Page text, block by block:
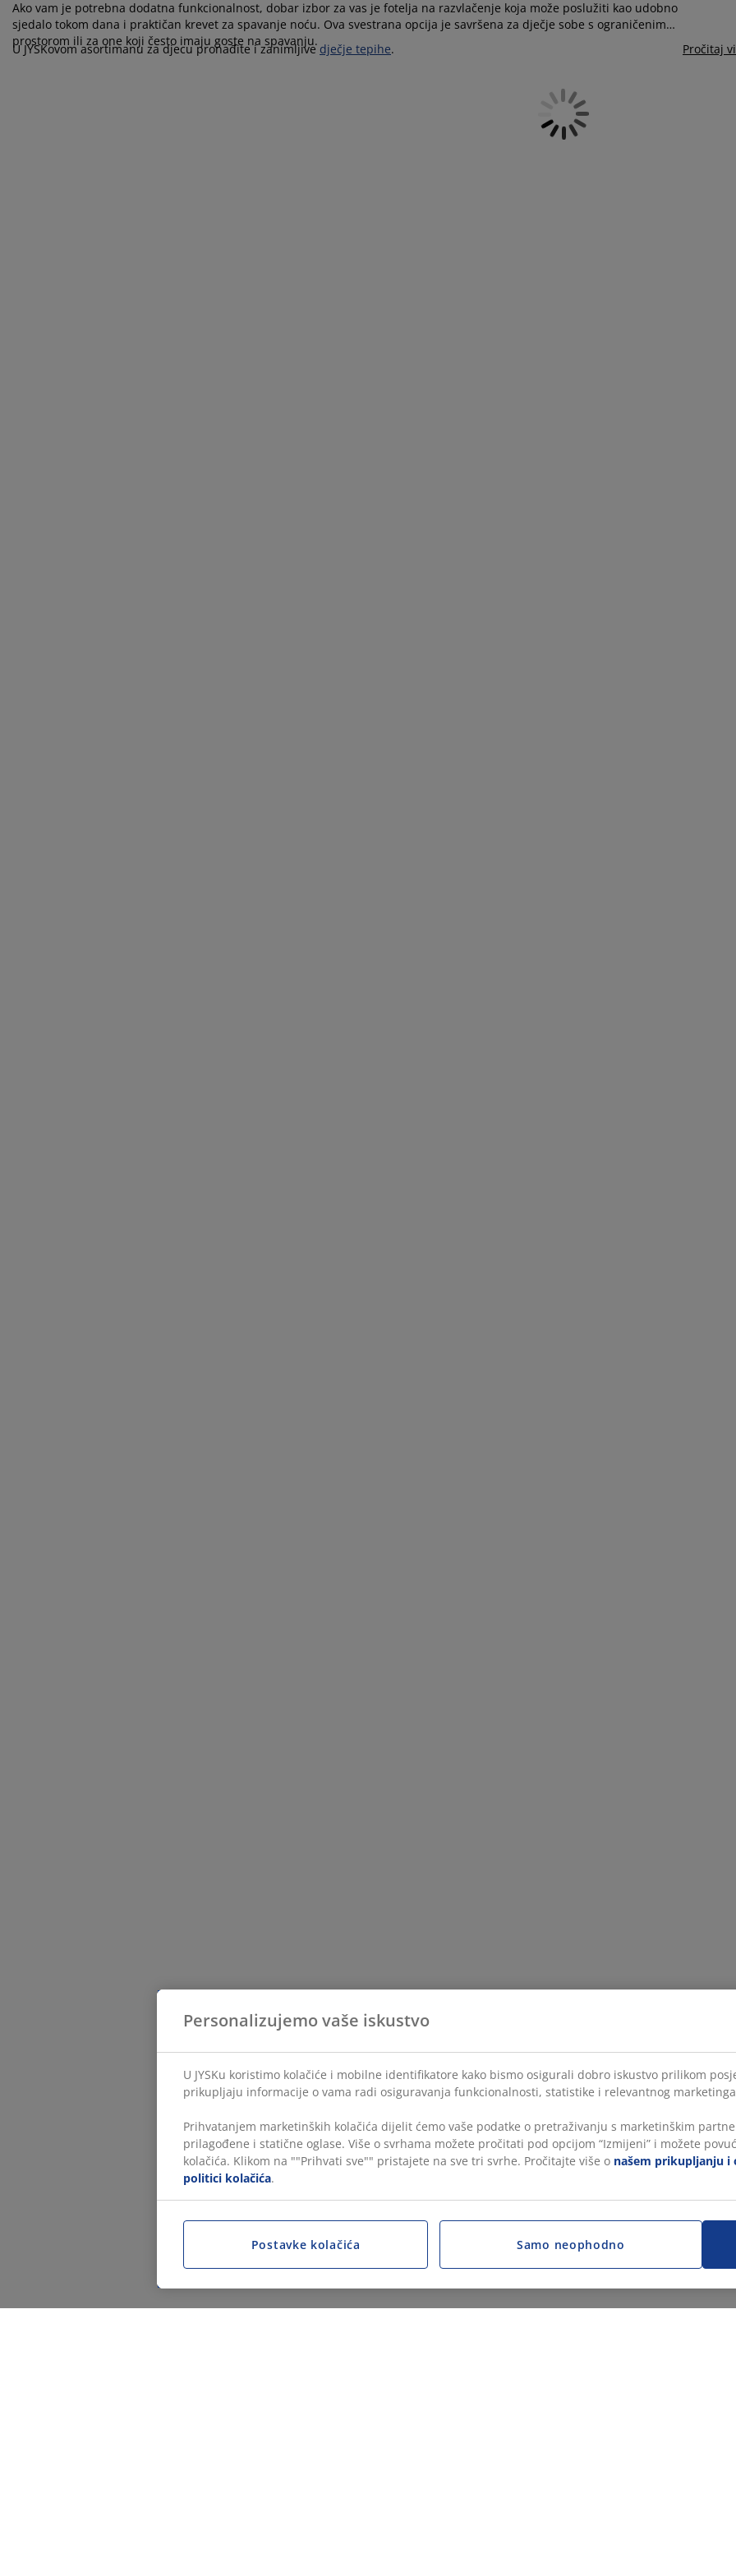
kreveta
kreveta sa spremnikom
namještaja
rasvjeta
potrepštine
Ako vam je potrebna dodatna funkcionalnost, dobar izbor za vas je fotelja na razvlačenje koja može poslužiti kao udobno
sjedalo tokom dana i praktičan krevet za spavanje noću. Ova svestrana opcija je savršena za dječje sobe s ograničenim
prostorom ili za one koji često imaju goste na spavanju.
U JYSKovom asortimanu za djecu pronađite i zanimljive dječje tepihe. Pročitaj
Personalizujemo vaše iskustvo
U JYSKu koristimo kolačiće i mobilne identifikatore kako bismo osigurali dobro iskustvo prilikom
prikupljaju informacije o vama radi osiguravanja funkcionalnosti, statistike i relevantnog
Prihvatanjem marketinških kolačića dijelit ćemo vaše podatke o pretraživanju s marketinškim
prilagođene i statične oglase. Više o svrhama možete pročitati pod opcijom “Izmijeni” i možete
kolačića. Klikom na ""Prihvati sve"" pristajete na sve tri svrhe. Pročitajte više o našem prikupljanju i
politici kolačića.
Postavke kolačića Samo neophodno